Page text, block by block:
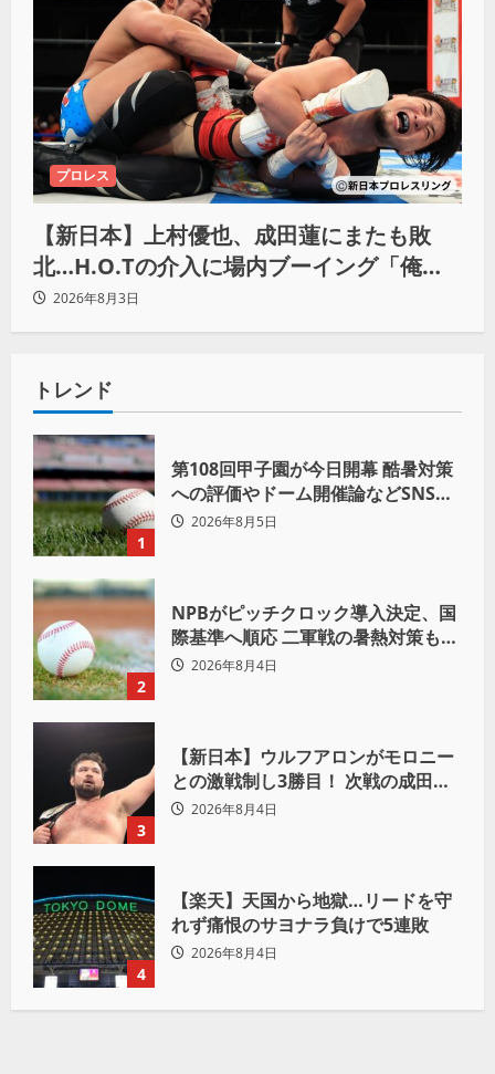
プロレス
【新日本】上村優也、成田蓮にまたも敗
北…H.O.Tの介入に場内ブーイング「俺が
闘いたい蓮じゃない！」
2026年8月3日
トレンド
1
第108回甲子園が今日開幕 酷暑対策
への評価やドーム開催論などSNSで
議論も
2026年8月5日
2
NPBがピッチクロック導入決定、国
際基準へ順応 二軍戦の暑熱対策も柔
軟運用へ
2026年8月4日
3
【新日本】ウルフアロンがモロニー
との激戦制し3勝目！ 次戦の成田蓮
へ宣言「アイツの王道を俺の王道で
2026年8月4日
4
【楽天】天国から地獄…リードを守
れず痛恨のサヨナラ負けで5連敗
2026年8月4日